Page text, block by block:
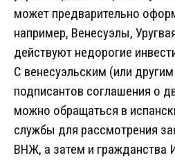
может предварительно
например, Венесуэлы,
действуют недорогие
С венесуэльским (или
подписантов соглашения о
можно обращаться в
службы для рассмотрения
ВНЖ, а затем и гражданства